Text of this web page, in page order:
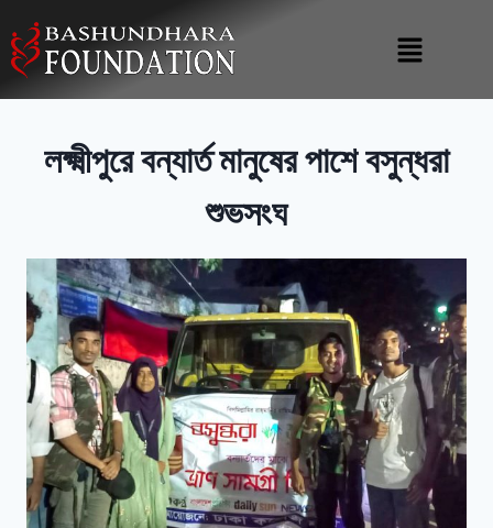
লক্ষ্মীপুরে বন্যার্ত মানুষের পাশে বসুন্ধরা
শুভসংঘ